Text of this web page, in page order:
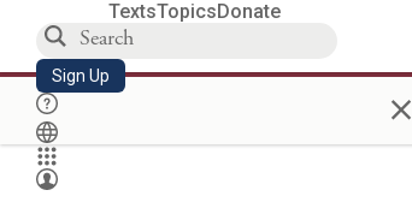
TextsTopicsDonate
Sign Up ×